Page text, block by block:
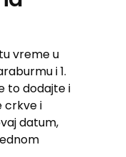
vreme u
i 1.
to dodajte i
crkve i
datum,